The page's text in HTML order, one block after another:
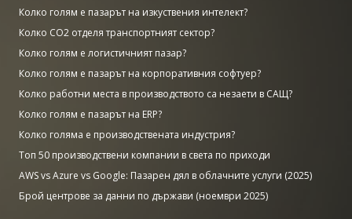
Колко голям е пазарът на изкуствения интелект?
Колко CO2 отделя транспортният сектор?
Колко голям е логистичният пазар?
Колко голям е пазарът на корпоративния софтуер?
Колко работни места в производството са незаети в САЩ?
Колко голям е пазарът на ERP?
Колко голяма е производствената индустрия?
Топ 50 производствени компании в света по приходи
AWS vs Azure vs Google: Пазарен дял в облачните услуги (2025)
Брой центрове за данни по държави (ноември 2025)